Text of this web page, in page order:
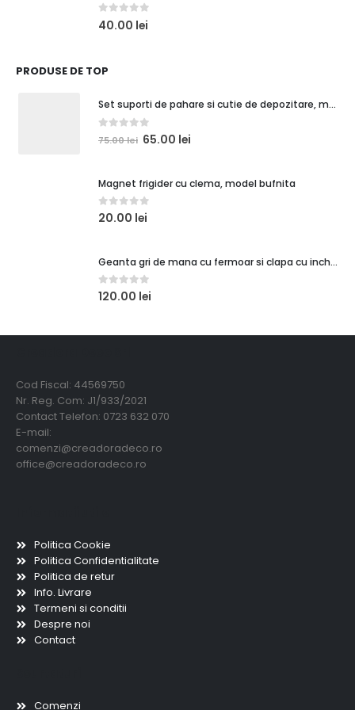
0out of 5
40.00 lei
PRODUSE DE TOP
Set suporti de pahare si cutie de depozitare, maro caramiziu, orasel de poveste 1
0out of 5
75.00lei 65.00 lei
Magnet frigider cu clema, model bufnita
0out of 5
20.00 lei
Geanta gri de mana cu fermoar si clapa cu inchidere magnetica
0out of 5
120.00 lei
Cod Fiscal: 44569750
Nr. Reg. Com: J1/933/2021
Contact Telefon: 0723 632 070
E-mail:
comenzi@creadoradeco.ro
office@creadoradeco.ro
Politica Cookie
Politica Confidentialitate
Politica de retur
Info. Livrare
Termeni si conditii
Despre noi
Contact
Comenzi